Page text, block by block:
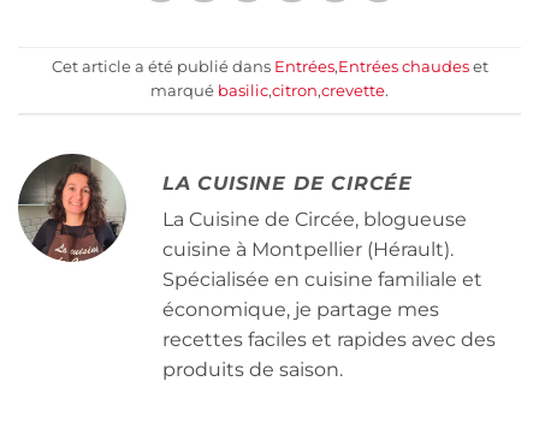
Cet article a été publié dans Entrées,Entrées chaudeset
marqué basilic,citron,crevette.
LA CUISINE DE CIRCÉE
La Cuisine de Circée, blogueuse
cuisine à Montpellier (Hérault).
Spécialisée en cuisine familiale et
économique, je partage mes
recettes faciles et rapides avec des
produits de saison.